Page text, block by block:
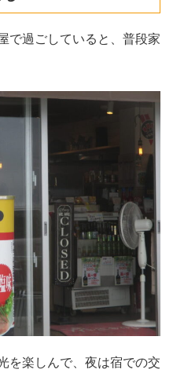
で過ごしていると、普段家
を楽しんで、夜は宿での交